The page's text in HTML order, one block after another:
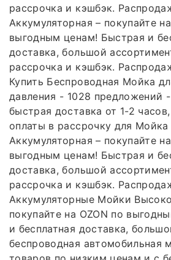
рассрочка и кэшбэк.
Аккумуляторная – покупайте
выгодным ценам! Быстрая и
доставка, большой
рассрочка и кэшбэк.
Купить Беспроводная Мойка
давления - 1028 предложений
быстрая доставка от 1-2
оплаты в рассрочку для
Аккумуляторная – покупайте
выгодным ценам! Быстрая и
доставка, большой
рассрочка и кэшбэк.
Аккумуляторные Мойки
покупайте на OZON по
и бесплатная доставка,
беспроводная автомобильная